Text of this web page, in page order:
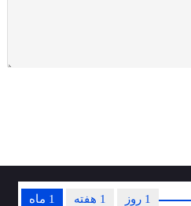
1 ماه 1 هفته 1 روز